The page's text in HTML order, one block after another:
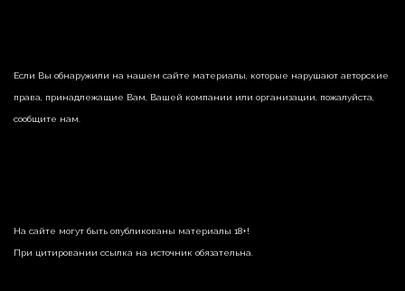
Если Вы обнаружили на нашем сайте материалы, которые нарушают авторские
права, принадлежащие Вам, Вашей компании или организации, пожалуйста,
сообщите нам.
На сайте могут быть опубликованы материалы 18+!
При цитировании ссылка на источник обязательна.